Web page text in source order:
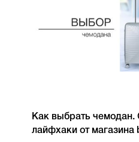
Как выбрать чемодан.
лайфхаки от магазина